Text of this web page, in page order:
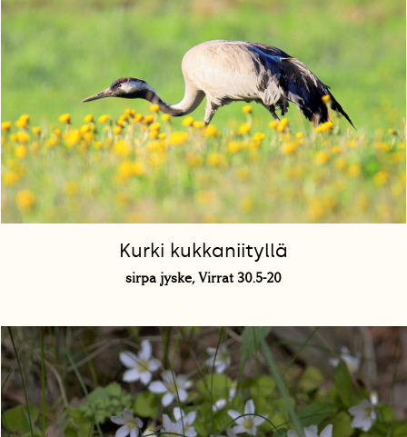
Kurki kukkaniityllä
sirpa jyske, Virrat 30.5-20